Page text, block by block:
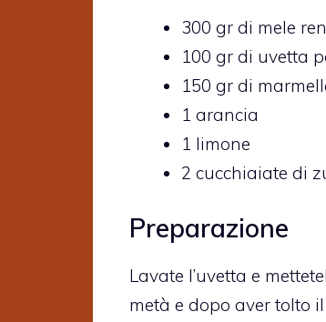
300 gr di mele
100 gr di uvetta
150 gr di
1 arancia
1 limone
2 cucchiaiate di
Preparazione
Lavate l’uvetta e
metà e dopo aver tolto